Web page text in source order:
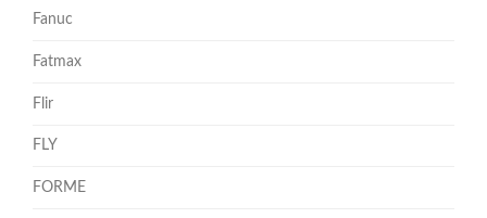
Fanuc
Fatmax
Flir
FLY
FORME